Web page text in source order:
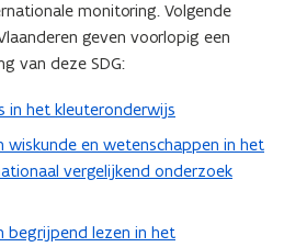
monitoring. Volgende
geven voorlopig een
van deze SDG:
in het kleuteronderwijs
wiskunde en wetenschappen in het
vergelijkend onderzoek
begrijpend lezen in het